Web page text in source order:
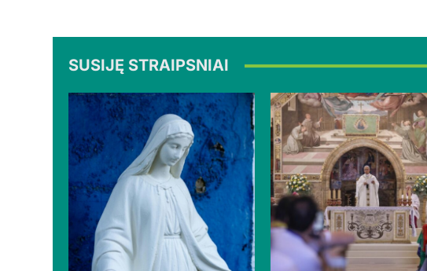
SUSIJĘ STRAIPSNIAI